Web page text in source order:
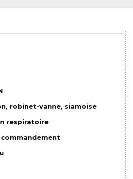
robinet-vanne, siamoise
respiratoire